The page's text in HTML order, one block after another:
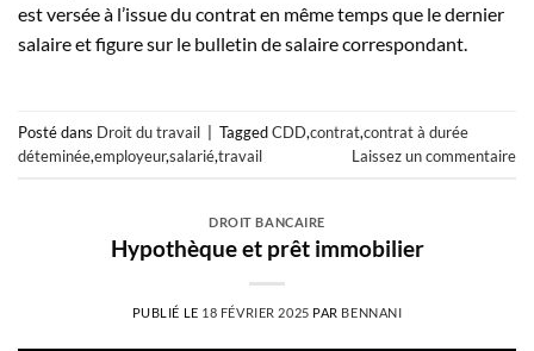
est versée à l’issue du contrat en même temps que le dernier
salaire et figure sur le bulletin de salaire correspondant.
Posté dans Droit du travail TaggedCDD,contrat,contrat à durée
déteminée,employeur,salarié,travail Laissez un commentaire
DROIT BANCAIRE
Hypothèque et prêt immobilier
PUBLIÉ LE 18 FÉVRIER 2025 PAR BENNANI